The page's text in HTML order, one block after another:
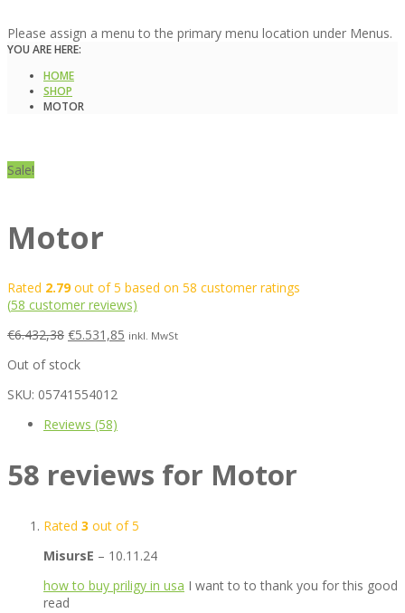
Please assign a menu to the primary menu location under Menus.
YOU ARE HERE:
HOME
SHOP
MOTOR
Sale!
Motor
Rated 2.79out of 5 based on 58 customer ratings
(58 customer reviews)
€6.432,38 €5.531,85 inkl. MwSt
Out of stock
SKU: 05741554012
Reviews (58)
58 reviews for Motor
Rated 3 out of 5
MisursE – 10.11.24
how to buy priligy in usa I want to to thank you for this good
read